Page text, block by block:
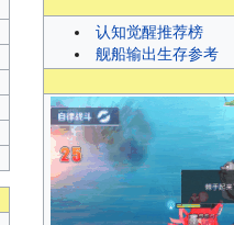
认知觉醒推荐榜
舰船输出生存参考